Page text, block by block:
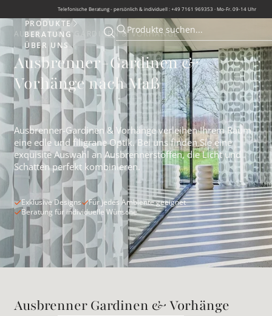
Telefonische Beratung - persönlich & individuell : +49 7161 969353 · Mo-Fr. 09-14 Uhr
Produkte
PRODUKTE
BERATUNG
ÜBER UNS
Suche öffnen
Suche öffnen
Produkte suchen...
AUSBRENNER GARDINEN & VORHÄNGE
Ausbrenner-Gardinen &
Vorhänge nach Maß
Ausbrenner-Gardinen & Vorhänge verleihen Ihrem Raum
eine edle und filigrane Optik. Bei uns finden Sie eine
exquisite Auswahl an Ausbrennerstoffen, die Licht und
Schatten perfekt kombinieren.
Exklusive Designs
Für jedes Ambiente geeignet
Beratung für individuelle Wünsche
Ausbrenner Gardinen & Vorhänge